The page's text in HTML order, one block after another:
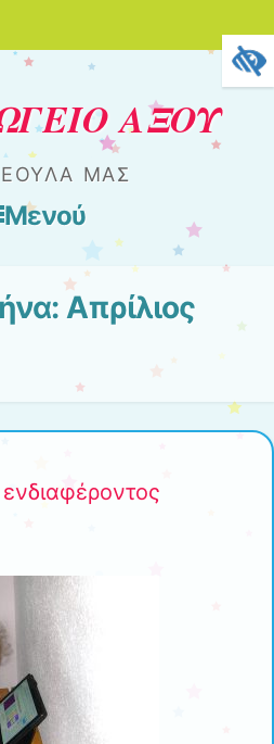
ΑΞΟΥ
ΜΑΣ
Μενού
Απρίλιος